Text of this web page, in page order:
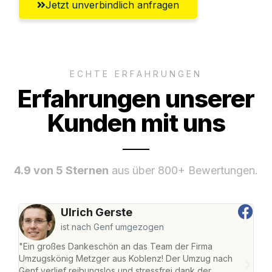
Jetzt unverbindlich anfragen
ECHTE ERFAHRUNGEN
Erfahrungen unserer
Kunden mit uns
4.9 von 5 Sternen aus über 800+ Bewertungen.
Ulrich Gerste
ist nach Genf umgezogen
"Ein großes Dankeschön an das Team der Firma
Umzugskönig Metzger aus Koblenz! Der Umzug nach